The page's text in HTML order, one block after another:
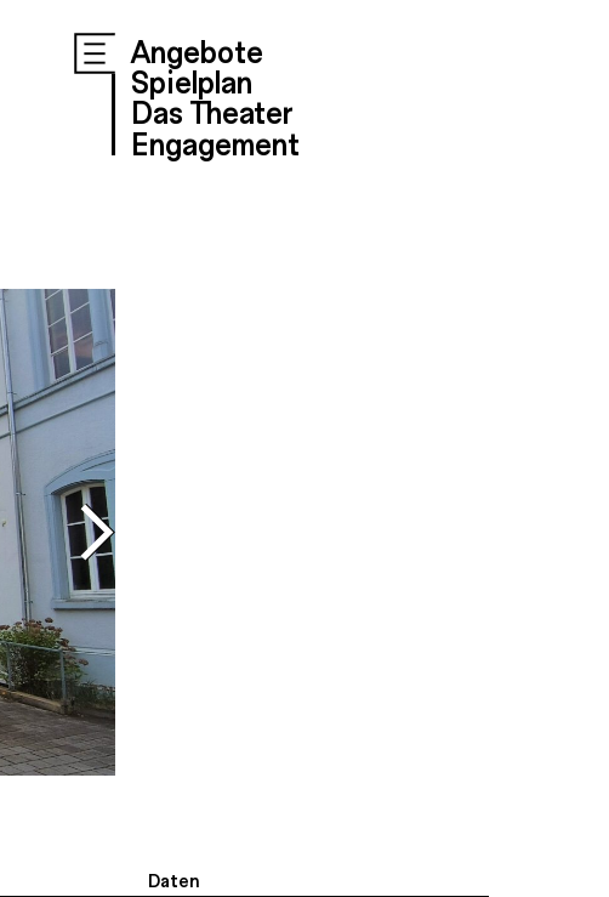
Angebote
Spielplan
Das Theater
Engagement
Daten